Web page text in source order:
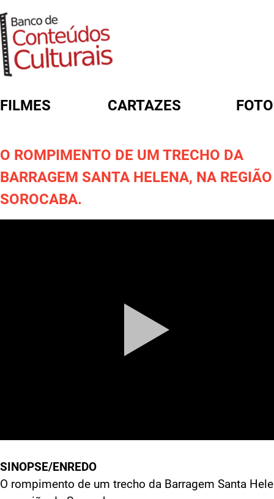
FILMES CARTAZES
O ROMPIMENTO DE UM TRECHO DA
BARRAGEM SANTA HELENA, NA
SOROCABA.
SINOPSE/ENREDO
O rompimento de um trecho da Barragem Santa